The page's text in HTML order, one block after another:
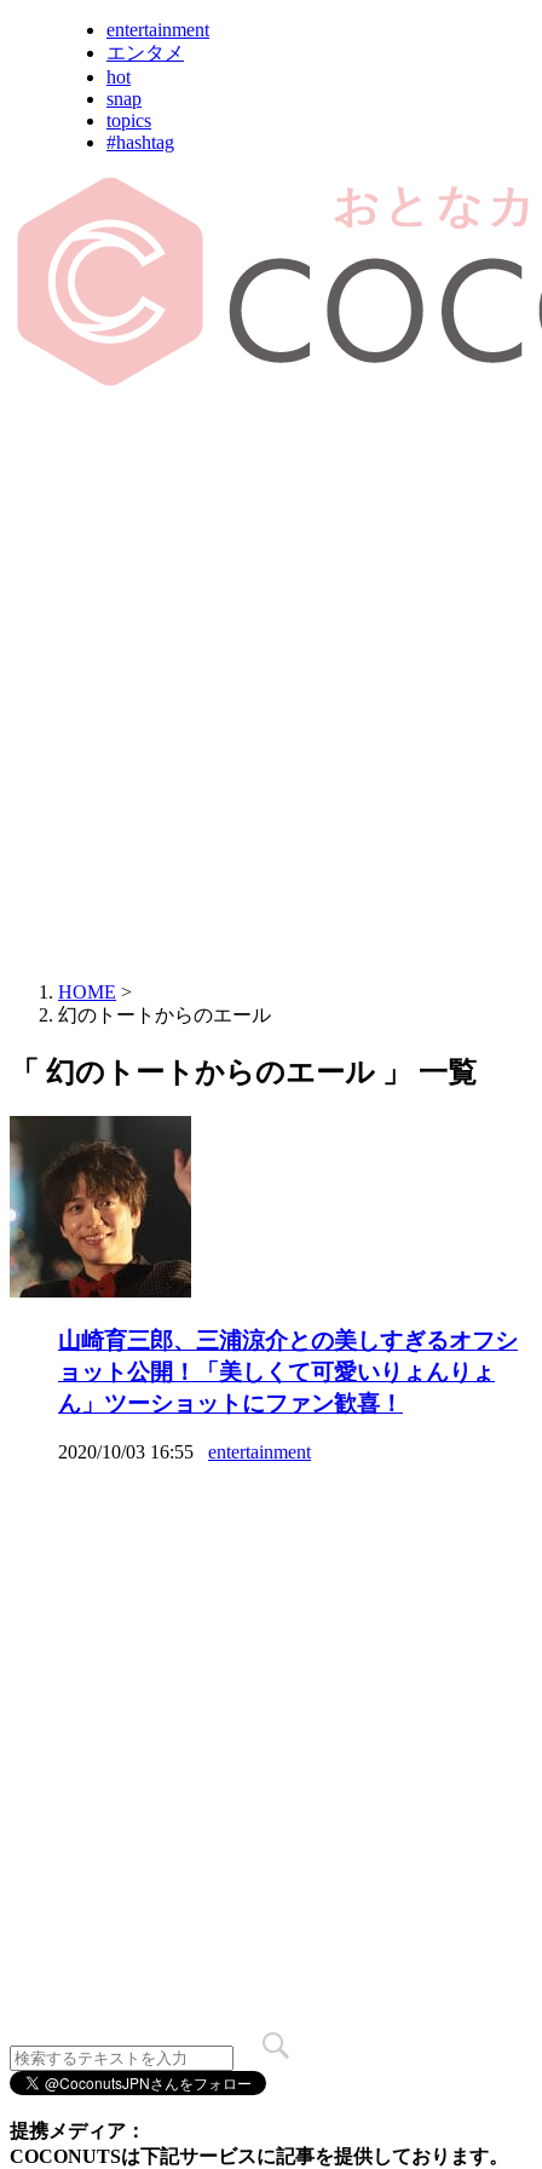
entertainment
エンタメ
hot
snap
topics
#hashtag
HOME >
幻のトートからのエール
「 幻のトートからのエール 」 一覧
山崎育三郎、三浦涼介との美しすぎるオフシ
ョット公開！「美しくて可愛いりょんりょ
ん」ツーショットにファン歓喜！
2020/10/03 16:55 entertainment
提携メディア：
COCONUTSは下記サービスに記事を提供しております。